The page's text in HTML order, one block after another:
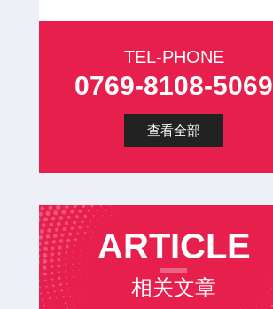
TEL-PHONE
0769-8108-5069
查看全部
ARTICLE
相关文章